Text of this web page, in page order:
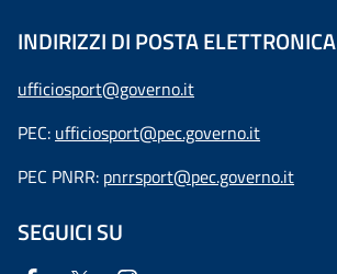
INDIRIZZI DI POSTA ELETTRONICA
ufficiosport@governo.it
PEC: ufficiosport@pec.governo.it
PEC PNRR: pnrrsport@pec.governo.it
SEGUICI SU